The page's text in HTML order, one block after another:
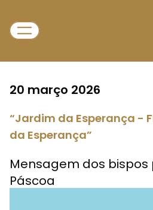
20 março 2026
“Jardim da Esperança -
da Esperança”
Mensagem dos
Páscoa